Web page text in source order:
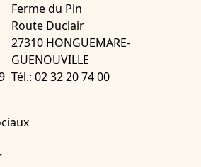
Ferme du Pin
Route Duclair
27310 HONGUEMARE-
GUENOUVILLE
Tél.: 02 32 20 74 00